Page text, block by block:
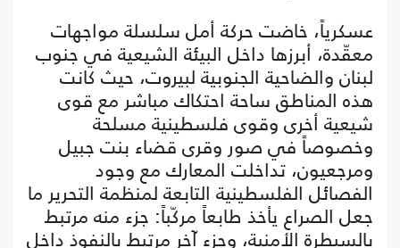
عسكرياً، خاضت حركة أمل سلسلة مواجهات
معقّدة، أبرزها داخل البيئة الشيعية في جنوب
لبنان والضاحية الجنوبية لبيروت، حيث كانت
هذه المناطق ساحة احتكاك مباشر مع قوى
شيعية أخرى وقوى فلسطينية مسلحة
وخصوصاً في صور وقرى قضاء بنت جبيل
ومرجعيون، تداخلت المعارك مع وجود
الفصائل الفلسطينية التابعة لمنظمة التحرير ما
جعل الصراع يأخذ طابعاً مركّباً: جزء منه مرتبط
بالسيطرة الأمنية، وجزء آخر مرتبط بالنفوذ داخل